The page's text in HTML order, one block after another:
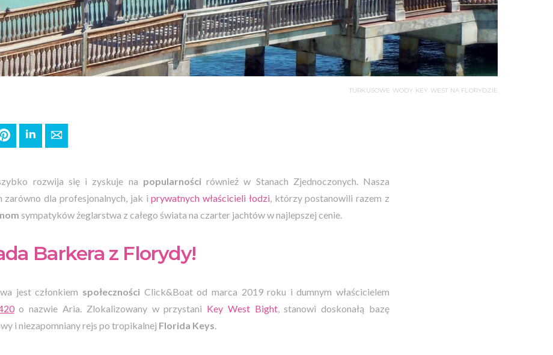
TURKUSOWE WODY KEY WEST NA FLORYDZIE
PinterestLinkedInE-mail
rozwija się i zyskuje na popularnościrównież w Stanach Zjednoczonych. Nasza
zarówno dla profesjonalnych, jak iprywatnych właścicieli łodzi,którzy postanowili razem z
sympatyków żeglarstwa z całego świata na czarter jachtów w najlepszej cenie.
Barkera z Florydy!
jest członkiem społeczności Click&Boat od marca 2019 roku i dumnym właścicielem
o nazwie Aria. Zlokalizowany w przystani Key West Bight, stanowi doskonałą bazę
i niezapomniany rejs po tropikalnej Florida Keys.